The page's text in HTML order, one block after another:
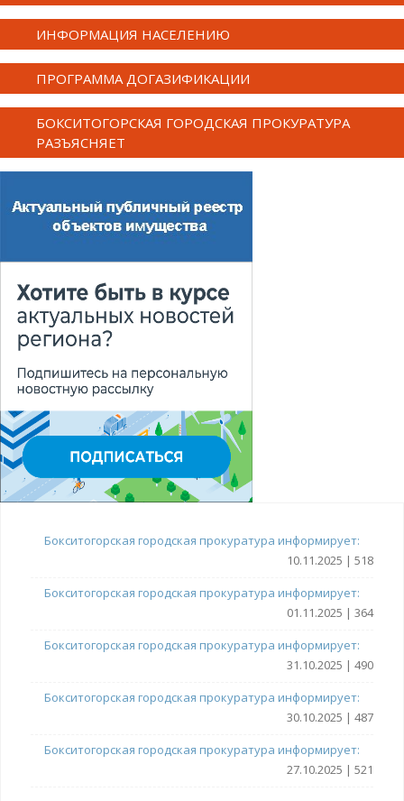
ИНФОРМАЦИЯ НАСЕЛЕНИЮ
ПРОГРАММА ДОГАЗИФИКАЦИИ
БОКСИТОГОРСКАЯ ГОРОДСКАЯ ПРОКУРАТУРА
РАЗЪЯСНЯЕТ
Бокситогорская городская прокуратура информирует:
10.11.2025 | 518
Бокситогорская городская прокуратура информирует:
01.11.2025 | 364
Бокситогорская городская прокуратура информирует:
31.10.2025 | 490
Бокситогорская городская прокуратура информирует:
30.10.2025 | 487
Бокситогорская городская прокуратура информирует:
27.10.2025 | 521